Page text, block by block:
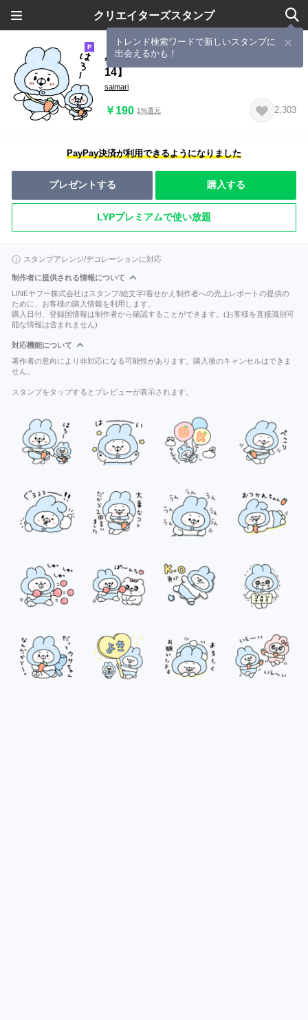
クリエイターズスタンプ
トレンド検索ワードで新しいスタンプに
出会えるかも！
会話にクマを添えましょう【クマさん
14】
saimari
￥190 1%還元 2,303
PayPay決済が利用できるようになりました
プレゼントする 購入する
LYPプレミアムで使い放題
スタンプアレンジ/デコレーションに対応
制作者に提供される情報について
LINEヤフー株式会社はスタンプ/絵文字/着せかえ制作者への売上レポートの提供の
ために、お客様の購入情報を利用します。
購入日付、登録国情報は制作者から確認することができます。(お客様を直接識別可
能な情報は含まれません)
対応機能について
著作者の意向により非対応になる可能性があります。購入後のキャンセルはできま
せん。
スタンプをタップするとプレビューが表示されます。